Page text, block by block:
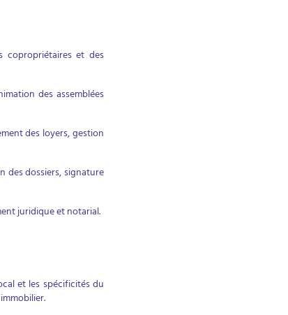
copropriétaires et des
des assemblées
des loyers, gestion
des dossiers, signature
juridique et notarial.
et les spécificités du